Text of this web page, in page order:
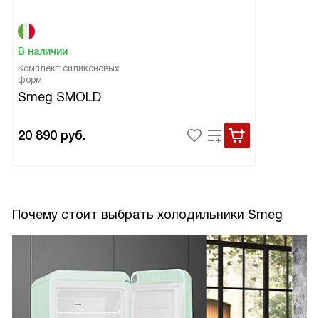
В наличии
Комплект силиконовых
форм
Smeg SMOLD
20 890 руб.
Почему стоит выбрать холодильники Smeg